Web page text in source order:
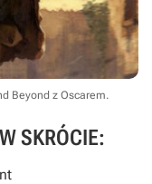
Beyond z Oscarem.
SKRÓCIE: